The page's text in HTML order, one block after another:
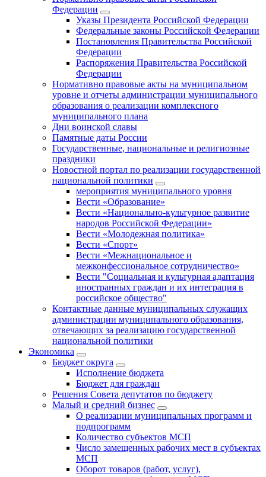
Федерации
Указы Президента Российской Федерации
Федеральные законы Российской Федерации
Постановления Правительства Российской
Федерации
Распоряжения Правительства Российской
Федерации
Нормативно правовые акты на муниципальном
уровне и отчеты администрации муниципального
образования о реализации комплексного
муниципального плана
Дни воинской славы
Памятные даты России
Государственные, национальные и религиозные
праздники
Новостной портал по реализации государственной
национальной политики
мероприятия муниципального уровня
Вести «Образование»
Вести «Национально-культурное развитие
народов Российской Федерации»
Вести «Молодежная политика»
Вести «Спорт»
Вести «Межнациональное и
межконфессиональное сотрудничество»
Вести "Социальная и культурная адаптация
иностранных граждан и их интеграция в
российское общество"
Контактные данные муниципальных служащих
администрации муниципального образования,
отвечающих за реализацию государственной
национальной политики
Экономика
Бюджет округa
Исполнение бюджета
Бюджет для граждан
Решения Совета депутатов по бюджету
Малый и средний бизнес
О реализации муниципальных программ и
подпрограмм
Количество субъектов МСП
Число замещенных рабочих мест в субъектах
МСП
Оборот товаров (работ, услуг),